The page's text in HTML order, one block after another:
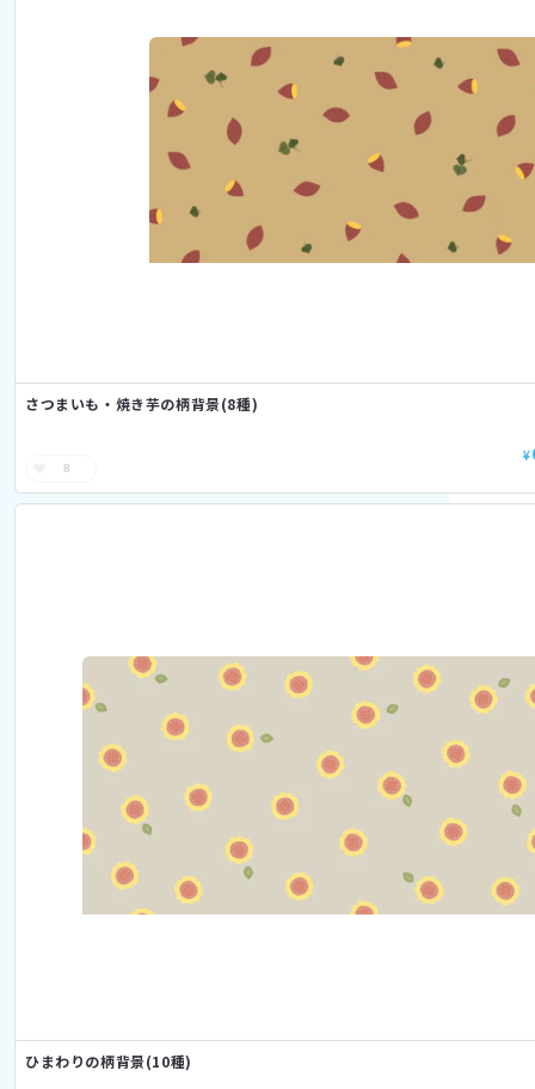
さつまいも・焼き芋の柄背景(8種)
8
¥
ひまわりの柄背景(10種)